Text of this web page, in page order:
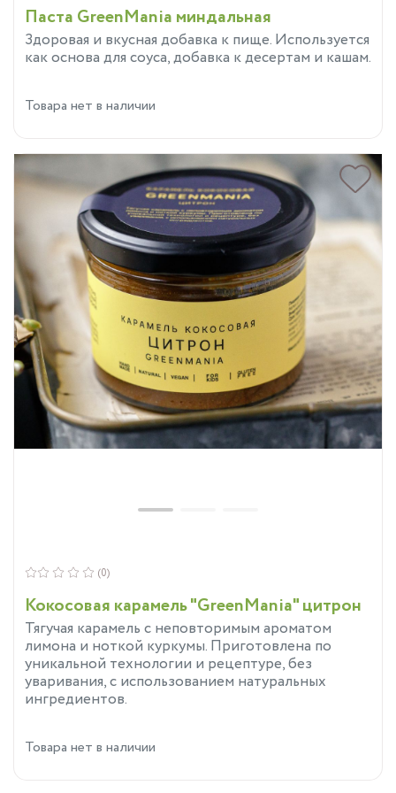
Паста GreenMania миндальная
Здоровая и вкусная добавка к пище. Используется
как основа для соуса, добавка к десертам и кашам.
Товара нет в наличии
Кокосовая карамель "GreenMania" цитрон
Тягучая карамель с неповторимым ароматом
лимона и ноткой куркумы. Приготовлена по
уникальной технологии и рецептуре, без
уваривания, с использованием натуральных
ингредиентов.
(0)
Товара нет в наличии